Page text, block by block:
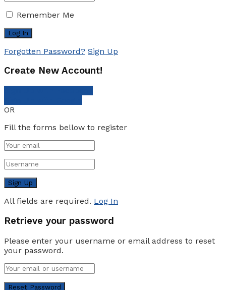
Remember Me
Forgotten Password? Sign Up
Create New Account!
OR
Fill the forms bellow to register
All fields are required. Log In
Retrieve your password
Please enter your username or email address to reset
your password.